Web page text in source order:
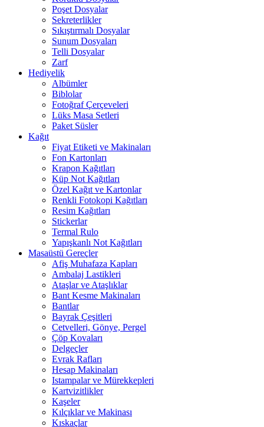
Poşet Dosyalar
Sekreterlikler
Sıkıştırmalı Dosyalar
Sunum Dosyaları
Telli Dosyalar
Zarf
Hediyelik
Albümler
Biblolar
Fotoğraf Çerçeveleri
Lüks Masa Setleri
Paket Süsler
Kağıt
Fiyat Etiketi ve Makinaları
Fon Kartonları
Krapon Kağıtları
Küp Not Kağıtları
Özel Kağıt ve Kartonlar
Renkli Fotokopi Kağıtları
Resim Kağıtları
Stickerlar
Termal Rulo
Yapışkanlı Not Kağıtları
Masaüstü Gereçler
Afiş Muhafaza Kapları
Ambalaj Lastikleri
Ataşlar ve Ataşlıklar
Bant Kesme Makinaları
Bantlar
Bayrak Çeşitleri
Cetvelleri, Gönye, Pergel
Çöp Kovaları
Delgeçler
Evrak Rafları
Hesap Makinaları
Istampalar ve Mürekkepleri
Kartvizitlikler
Kaşeler
Kılçıklar ve Makinası
Kıskaçlar